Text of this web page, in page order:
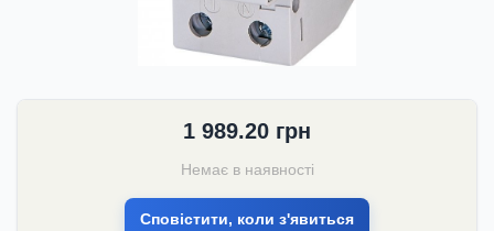
1 989.20 грн
Немає в наявності
Сповістити, коли з'явиться